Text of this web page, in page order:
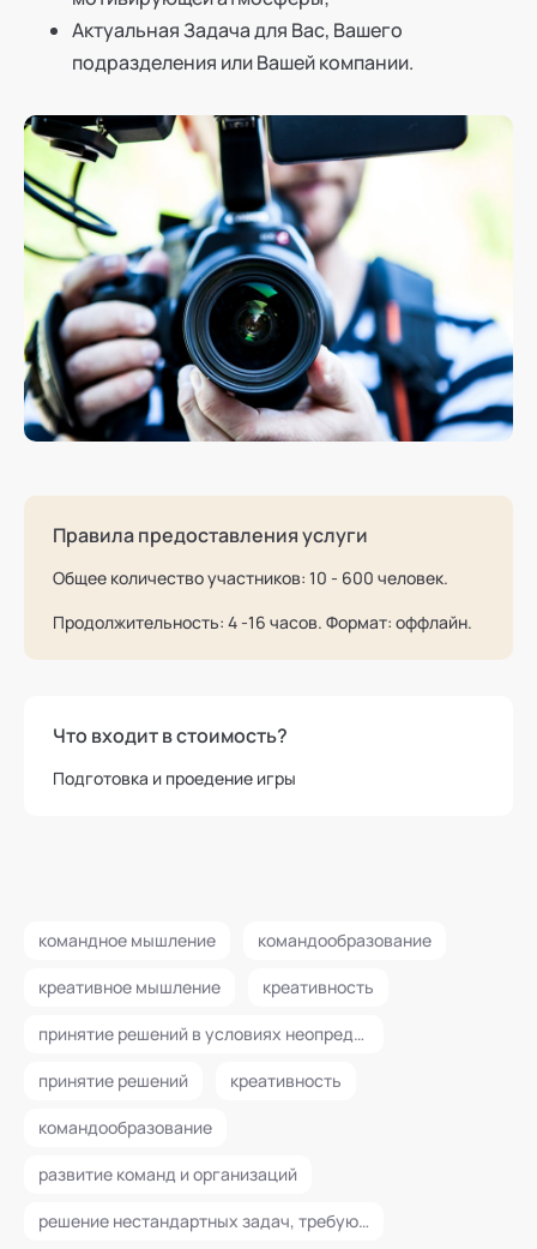
Актуальная Задача для Вас, Вашего
подразделения или Вашей компании.
Правила предоставления услуги
Общее количество участников: 10 - 600 человек.
Продолжительность: 4 -16 часов. Формат: оффлайн.
Что входит в стоимость?
Подготовка и проедение игры
командное мышление командообразование
креативное мышление креативность
принятие решений в условиях неопределенности
принятие решений креативность
командообразование
развитие команд и организаций
решение нестандартных задач, требующих согласованных действий множества субъектов